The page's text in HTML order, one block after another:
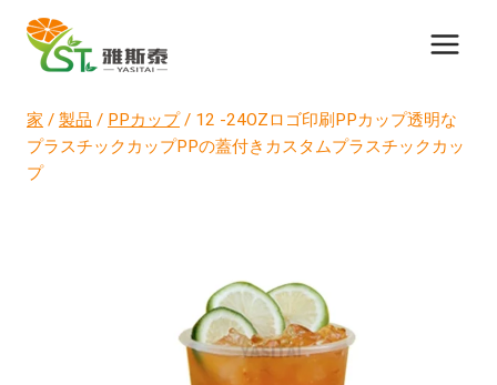
家 / 製品 / PPカップ / 12 -24OZロゴ印刷PPカップ透明な
プラスチックカップPPの蓋付きカスタムプラスチックカッ
プ